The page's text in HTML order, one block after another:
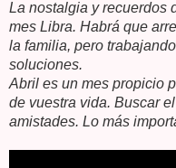
La nostalgia y recuerdos
mes Libra. Habrá que
la familia, pero
soluciones.
Abril es un mes propicio
de vuestra vida. Buscar
amistades. Lo más